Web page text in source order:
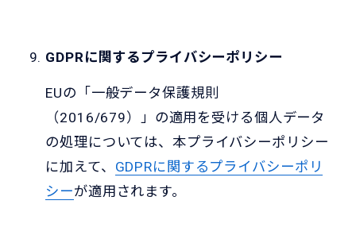
GDPRに関するプライバシーポリシー
EUの「一般データ保護規則
（2016/679）」の適用を受ける個人データ
の処理については、本プライバシーポリシー
に加えて、 GDPRに関するプライバシーポリ
シーが適用されます。